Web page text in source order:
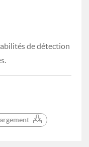
de détection